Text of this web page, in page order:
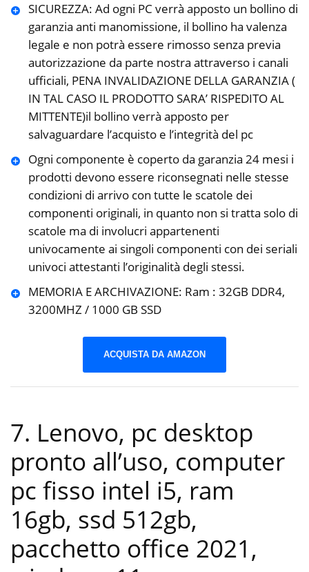
SICUREZZA: Ad ogni PC verrà apposto un bollino di
garanzia anti manomissione, il bollino ha valenza
legale e non potrà essere rimosso senza previa
autorizzazione da parte nostra attraverso i canali
ufficiali, PENA INVALIDAZIONE DELLA GARANZIA (
IN TAL CASO IL PRODOTTO SARA’ RISPEDITO AL
MITTENTE)il bollino verrà apposto per
salvaguardare l’acquisto e l’integrità del pc
Ogni componente è coperto da garanzia 24 mesi i
prodotti devono essere riconsegnati nelle stesse
condizioni di arrivo con tutte le scatole dei
componenti originali, in quanto non si tratta solo di
scatole ma di involucri appartenenti
univocamente ai singoli componenti con dei seriali
univoci attestanti l’originalità degli stessi.
MEMORIA E ARCHIVAZIONE: Ram : 32GB DDR4,
3200MHZ / 1000 GB SSD
ACQUISTA DA AMAZON
7. Lenovo, pc desktop
pronto all’uso, computer
pc fisso intel i5, ram
16gb, ssd 512gb,
pacchetto office 2021,